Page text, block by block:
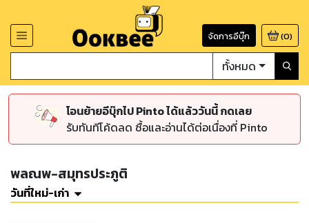
จัดการอีบุ๊ก (0)
ทั้งหมด
โอนย้ายอีบุ๊กไป Pinto ได้แล้ววันนี้ กดเลย
รับทันทีโค้ดลด ซื้อและอ่านได้ต่อเนื่องที่ Pinto
พลณพ-สมุทรประภูติ
วันที่ใหม่-เก่า